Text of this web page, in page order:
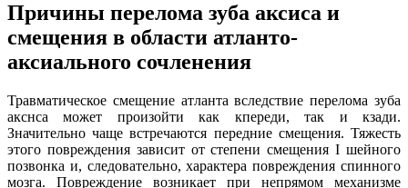
Причины перелома зуба аксиса и
смещения в области атланто-
аксиального сочленения
Травматическое смещение атланта вследствие перелома зуба
акснса может произойти как кпереди, так и кзади.
Значительно чаще встречаются передние смещения. Тяжесть
этого повреждения зависит от степени смещения I шейного
позвонка и, следовательно, характера повреждения спинного
мозга. Повреждение возникает при непрямом механизме